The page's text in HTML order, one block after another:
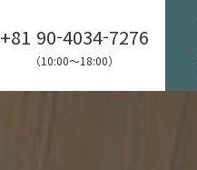
+81 90-4034-7276
（10:00～18:00）